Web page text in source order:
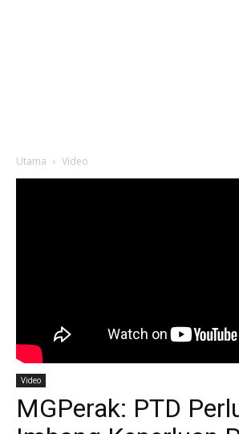
Utama Video
Video
MGPerak: PTD